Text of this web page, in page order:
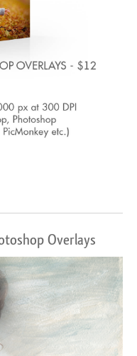
Overlays